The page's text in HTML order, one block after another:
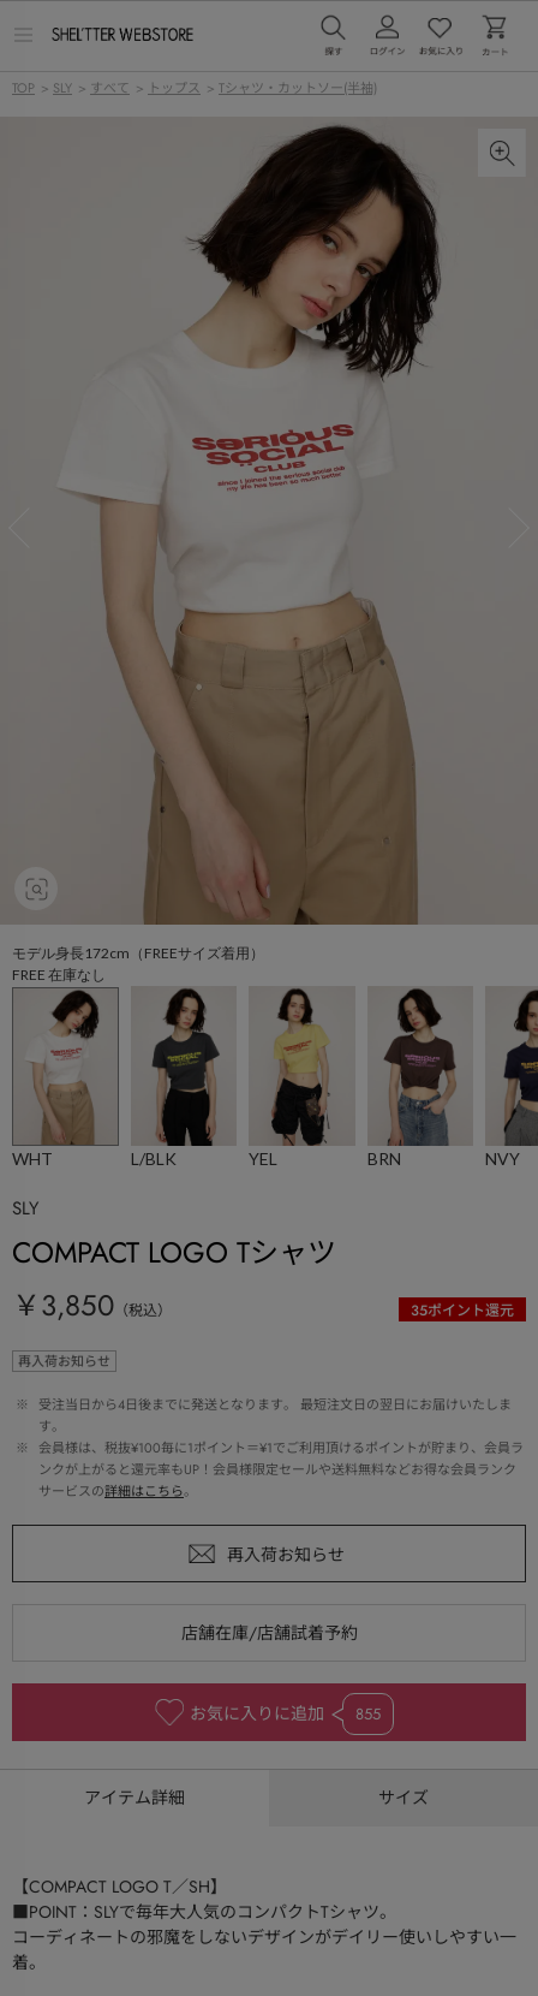
ー
TOP > SLY > すべて > トップス > Tシャツ・カットソー(半袖)
モデル身長172cm（FREEサイズ着用）
FREE 在庫なし
WHT L/BLK YEL BRN NVY
SLY
COMPACT LOGO Tシャツ
￥3,850 （税込） 35ポイント還元
再入荷お知らせ
※
受注当日から4日後までに発送となります。 最短注文日の翌日にお届けいたしま
す。
※
会員様は、税抜¥100毎に1ポイント＝¥1でご利用頂けるポイントが貯まり、会員ラ
ンクが上がると還元率もUP！会員様限定セールや送料無料などお得な会員ランク
サービスの詳細はこちら。
お気に入りに追加 855
アイテム詳細 サイズ
【COMPACT LOGO T／SH】
■POINT：SLYで毎年大人気のコンパクトTシャツ。
コーディネートの邪魔をしないデザインがデイリー使いしやすい一
着。